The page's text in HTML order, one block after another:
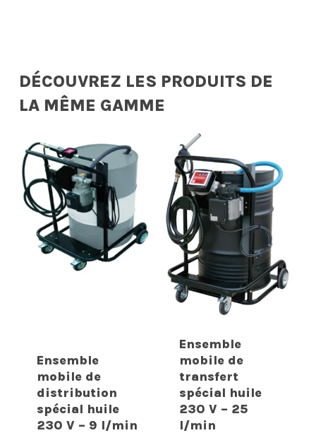
DÉCOUVREZ LES PRODUITS DE
LA MÊME GAMME
Ensemble
mobile de
distribution
spécial huile
230 V – 9 l/min
Ensemble
mobile de
transfert
spécial huile
230 V – 25
l/min